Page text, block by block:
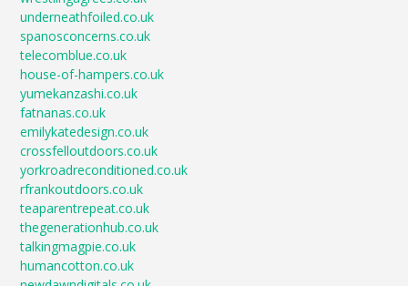
underneathfoiled.co.uk
spanosconcerns.co.uk
telecomblue.co.uk
house-of-hampers.co.uk
yumekanzashi.co.uk
fatnanas.co.uk
emilykatedesign.co.uk
crossfelloutdoors.co.uk
yorkroadreconditioned.co.uk
rfrankoutdoors.co.uk
teaparentrepeat.co.uk
thegenerationhub.co.uk
talkingmagpie.co.uk
humancotton.co.uk